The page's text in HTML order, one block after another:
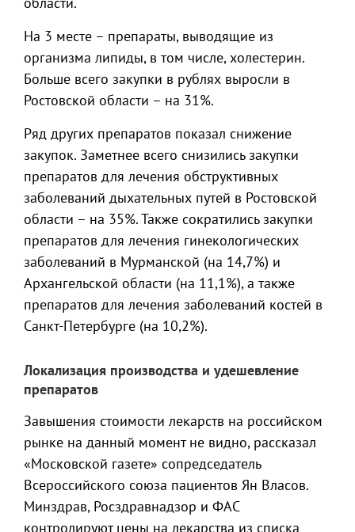
На 3 месте – препараты, выводящие из
организма липиды, в том числе, холестерин.
Больше всего закупки в рублях выросли в
Ростовской области – на 31%.
Ряд других препаратов показал снижение
закупок. Заметнее всего снизились закупки
препаратов для лечения обструктивных
заболеваний дыхательных путей в Ростовской
области – на 35%. Также сократились закупки
препаратов для лечения гинекологических
заболеваний в Мурманской (на 14,7%) и
Архангельской области (на 11,1%), а также
препаратов для лечения заболеваний костей в
Санкт-Петербурге (на 10,2%).
Локализация производства и удешевление
препаратов
Завышения стоимости лекарств на российском
рынке на данный момент не видно, рассказал
«Московской газете» сопредседатель
Всероссийского союза пациентов Ян Власов.
Минздрав, Росздравнадзор и ФАС
контролируют цены на лекарства из списка